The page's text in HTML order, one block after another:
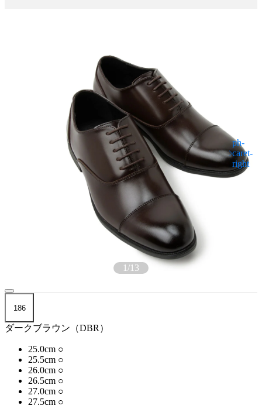
1/13
186
ダークブラウン（DBR）
25.0cm ○
25.5cm ○
26.0cm ○
26.5cm ○
27.0cm ○
27.5cm ○